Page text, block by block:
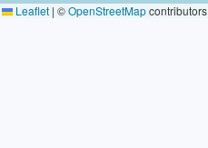
Leaflet | ©OpenStreetMapcontributors